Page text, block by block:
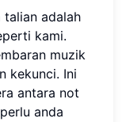
talian adalah
kami.
muzik
kekunci. Ini
antara not
anda